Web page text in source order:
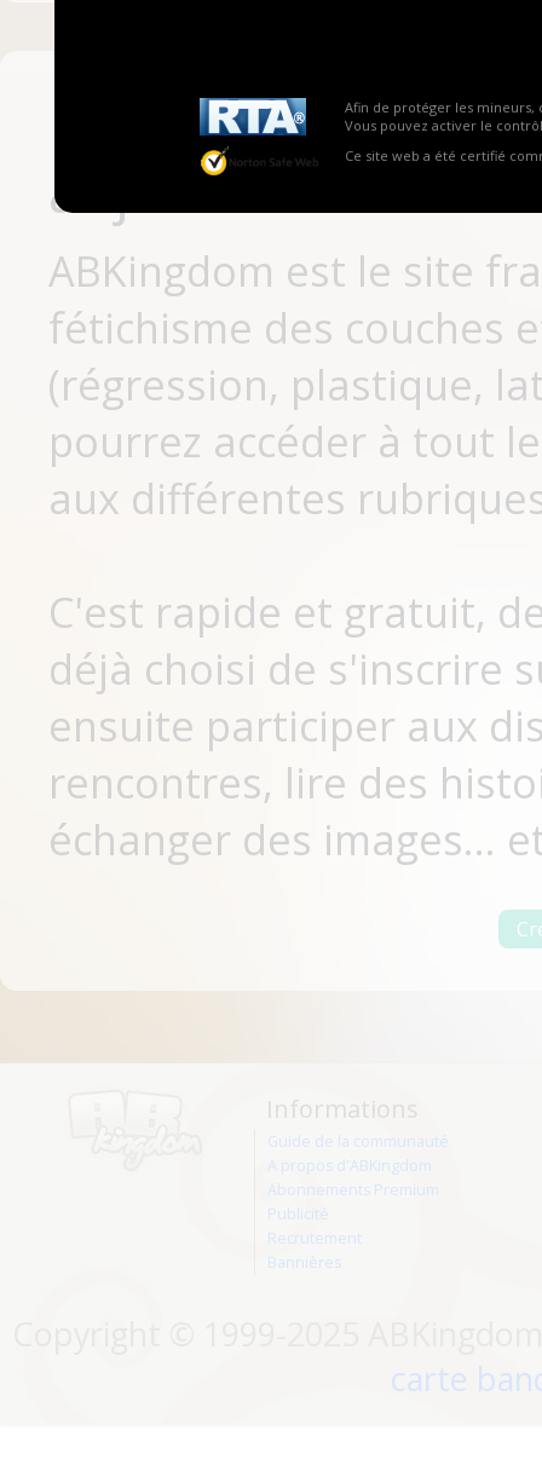
Afin de protéger les mineurs,
Vous pouvez activer le
Ce site web a été certifié
Pas encore
aujourd'hui
ABKingdom est le site
fétichisme des couches
(régression, plastique,
pourrez accéder à tout
aux différentes
C'est rapide et gratuit,
déjà choisi de s'inscrire
ensuite participer aux
rencontres, lire des
échanger des images...
Informations
Guide de la communauté
A propos d'ABKingdom
Abonnements Premium
Publicité
Recrutement
Bannières
carte